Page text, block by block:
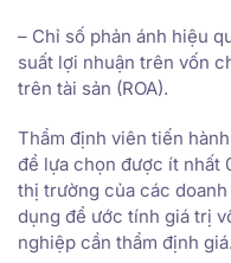
– Chỉ số phản ánh hiệu
suất lợi nhuận trên vốn
trên tài sản (ROA).
Thẩm định viên tiến
để lựa chọn được ít nhất
thị trường của các
dụng để ước tính giá trị
nghiệp cần thẩm định giá.